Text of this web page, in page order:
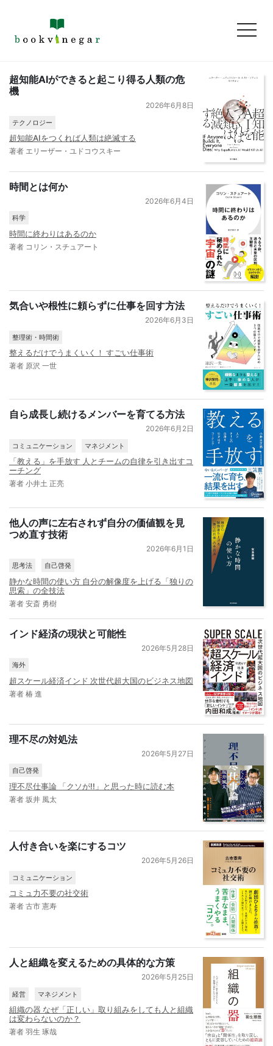
超知能AIができると起こり得る人類の危
機
2026年6月8日
テクノロジー
超知能AIをつくれば人類は絶滅する
著者 エリーザー・ユドコウスキー
時間とは何か
2026年6月4日
科学
時間に終わりはあるのか
著者 コリン・スチュアート
気合いや根性に頼らずに仕事を回す方法
2026年6月3日
整理術・時間術
整えるだけでうまくいく！ すごい仕事術
著者 原沢 一世
自ら成長し続けるメンバーを育てる方法
2026年6月2日
コミュニケーション マネジメント
「教える」を手放す 人とチームの自律を引き出すコ
ーチング
著者 小井土 正亮
他人の声に左右されず自分の価値観を見
つめ直す技術
2026年6月1日
思考法 自己啓発
静かな時間の使い方 自分の解像度を上げる「独りの
思索」の全技法
著者 安斎 勇樹
インド経済の現状と可能性
2026年5月28日
海外
超スケール経済インド 次世代超大国のビジネス地図
著者 椿 進
理不尽の対処法
2026年5月27日
自己啓発
理不尽仕事論 「クソが!!」と思った時に読む本
著者 坂井 風太
人付き合いを楽にするコツ
2026年5月26日
コミュニケーション
コミュ力不要の社交術
著者 古市 憲寿
人と組織を変えるための具体的な方策
2026年5月25日
経営 マネジメント
組織の器 なぜ「正しい」取り組みをしても人と組織
は変わらないのか？
著者 羽生 琢哉